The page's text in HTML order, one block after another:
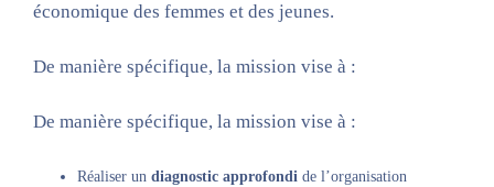
économique des femmes et des jeunes.
De manière spécifique, la mission vise à :
De manière spécifique, la mission vise à :
Réaliser un diagnostic approfondi de l’organisation